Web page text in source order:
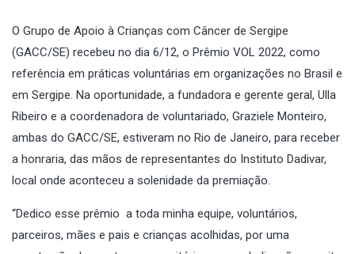
O Grupo de Apoio à Crianças com Câncer de Sergipe
(GACC/SE) recebeu no dia 6/12, o Prêmio VOL 2022, como
referência em práticas voluntárias em organizações no Brasil e
em Sergipe. Na oportunidade, a fundadora e gerente geral, Ulla
Ribeiro e a coordenadora de voluntariado, Graziele Monteiro,
ambas do GACC/SE, estiveram no Rio de Janeiro, para receber
a honraria, das mãos de representantes do Instituto Dadivar,
local onde aconteceu a solenidade da premiação.
“Dedico esse prêmio a toda minha equipe, voluntários,
parceiros, mães e pais e crianças acolhidas, por uma